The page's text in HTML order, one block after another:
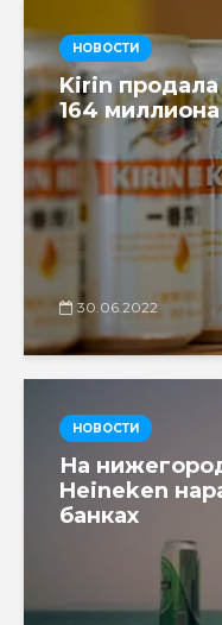
НОВОСТИ
Kirin
164
30.06.2022
НОВОСТИ
На
Heineken
банках